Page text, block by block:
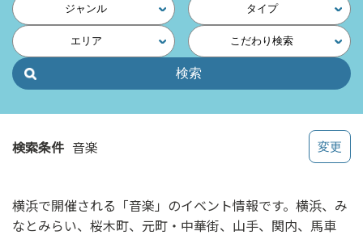
読
他
ペ
の
ク
ジャンル タイプ
エリア こだわり検索
検索条件 音楽
横浜で開催される「音楽」のイベント情報です。横浜、み
なとみらい、桜木町、元町・中華街、山手、関内、馬車